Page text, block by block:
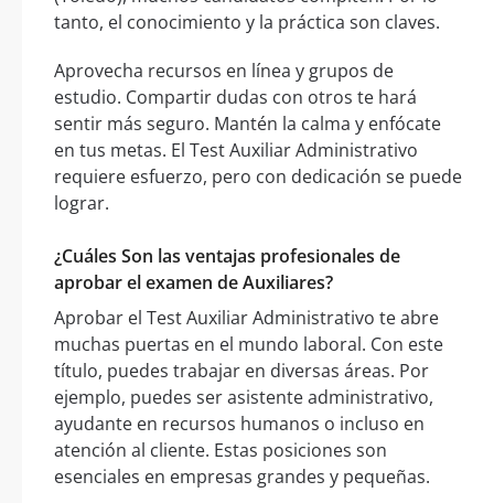
tanto, el conocimiento y la práctica son claves.
Aprovecha recursos en línea y grupos de
estudio. Compartir dudas con otros te hará
sentir más seguro. Mantén la calma y enfócate
en tus metas. El Test Auxiliar Administrativo
requiere esfuerzo, pero con dedicación se puede
lograr.
¿Cuáles Son las ventajas profesionales de
aprobar el examen de Auxiliares?
Aprobar el Test Auxiliar Administrativo te abre
muchas puertas en el mundo laboral. Con este
título, puedes trabajar en diversas áreas. Por
ejemplo, puedes ser asistente administrativo,
ayudante en recursos humanos o incluso en
atención al cliente. Estas posiciones son
esenciales en empresas grandes y pequeñas.